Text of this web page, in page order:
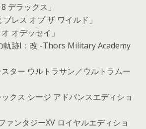
デラックス」
レス オブ ザ ワイルド」
オデッセイ」
軌跡I：改 -Thors Military Academy
ター ウルトラサン／ウルトラムー
クス シージ アドバンスエディショ
ァンタジーXV ロイヤルエディショ